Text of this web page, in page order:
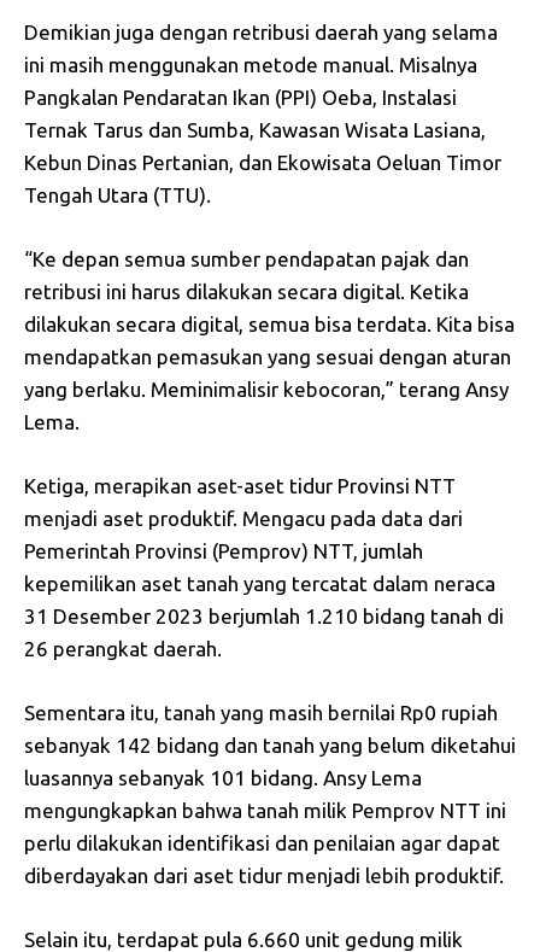
Demikian juga dengan retribusi daerah yang selama
ini masih menggunakan metode manual. Misalnya
Pangkalan Pendaratan Ikan (PPI) Oeba, Instalasi
Ternak Tarus dan Sumba, Kawasan Wisata Lasiana,
Kebun Dinas Pertanian, dan Ekowisata Oeluan Timor
Tengah Utara (TTU).
“Ke depan semua sumber pendapatan pajak dan
retribusi ini harus dilakukan secara digital. Ketika
dilakukan secara digital, semua bisa terdata. Kita bisa
mendapatkan pemasukan yang sesuai dengan aturan
yang berlaku. Meminimalisir kebocoran,” terang Ansy
Lema.
Ketiga, merapikan aset-aset tidur Provinsi NTT
menjadi aset produktif. Mengacu pada data dari
Pemerintah Provinsi (Pemprov) NTT, jumlah
kepemilikan aset tanah yang tercatat dalam neraca
31 Desember 2023 berjumlah 1.210 bidang tanah di
26 perangkat daerah.
Sementara itu, tanah yang masih bernilai Rp0 rupiah
sebanyak 142 bidang dan tanah yang belum diketahui
luasannya sebanyak 101 bidang. Ansy Lema
mengungkapkan bahwa tanah milik Pemprov NTT ini
perlu dilakukan identifikasi dan penilaian agar dapat
diberdayakan dari aset tidur menjadi lebih produktif.
Selain itu, terdapat pula 6.660 unit gedung milik